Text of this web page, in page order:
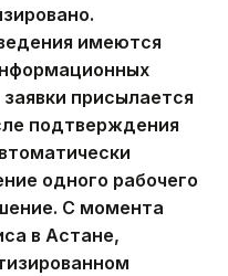
имеются
присылается
подтверждения
одного рабочего
С момента
в Астане,